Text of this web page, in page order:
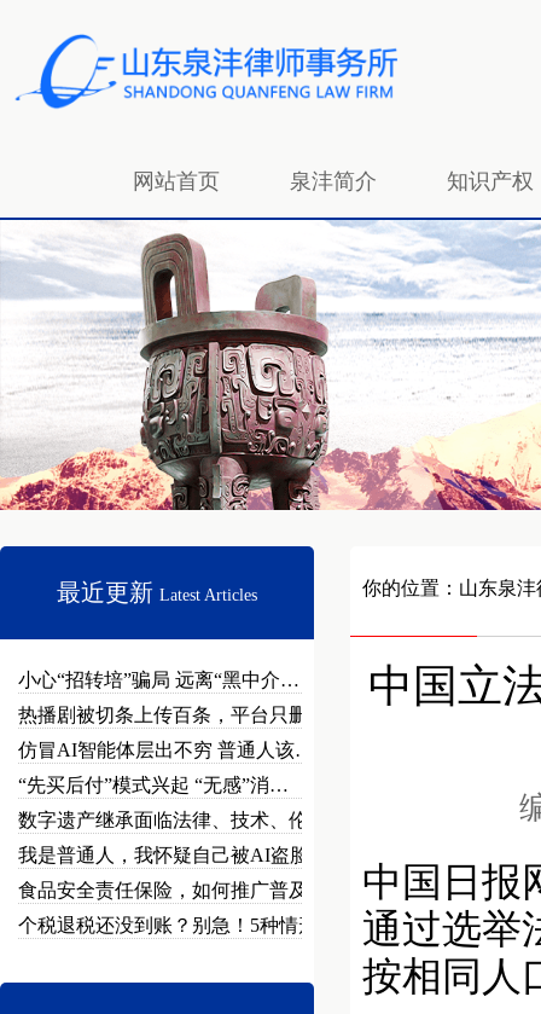
网站首页 泉沣简介 知识产权
招贤纳士
最近更新 Latest Articles
小心“招转培”骗局 远离“黑中介…
热播剧被切条上传百条，平台只删不…
仿冒AI智能体层出不穷 普通人该…
“先买后付”模式兴起 “无感”消…
数字遗产继承面临法律、技术、伦理…
我是普通人，我怀疑自己被AI盗脸…
食品安全责任保险，如何推广普及？
个税退税还没到账？别急！5种情形…
你的位置： 山东泉
中国立
中国日报
通过选举
按相同人